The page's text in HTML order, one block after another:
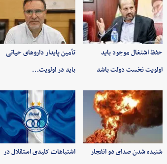
حفظ اشتغال موجود باید
اولویت نخست دولت باشد
تأمین پایدار داروهای حیاتی
باید در اولویت…
شنیده شدن صدای دو انفجار
اشتباهات کلیدی استقلال در